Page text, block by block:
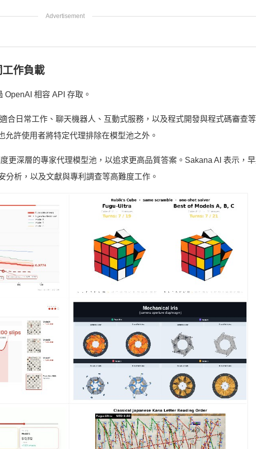
作負載
相容 API 存取。
合日常工作、聊天機器人、互動式服務，以及程式開發與程式碼審查
許使用者將特定代理排除在模型池之外。
更深層的專家代理模型池，以追求更高品質答案。Sakana AI 表示，
分析，以及文獻與專利調查等高難度工作。